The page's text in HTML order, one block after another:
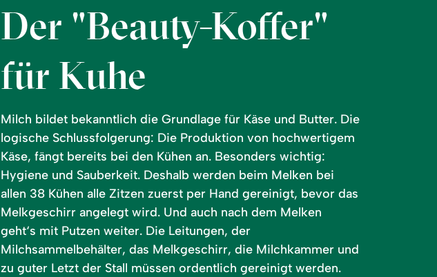
Der "Beauty-Koffer"
für Kuhe
Milch bildet bekanntlich die Grundlage für Käse und Butter. Die
logische Schlussfolgerung: Die Produktion von hochwertigem
Käse, fängt bereits bei den Kühen an. Besonders wichtig:
Hygiene und Sauberkeit. Deshalb werden beim Melken bei
allen 38 Kühen alle Zitzen zuerst per Hand gereinigt, bevor das
Melkgeschirr angelegt wird. Und auch nach dem Melken
geht‘s mit Putzen weiter. Die Leitungen, der
Milchsammelbehälter, das Melkgeschirr, die Milchkammer und
zu guter Letzt der Stall müssen ordentlich gereinigt werden.